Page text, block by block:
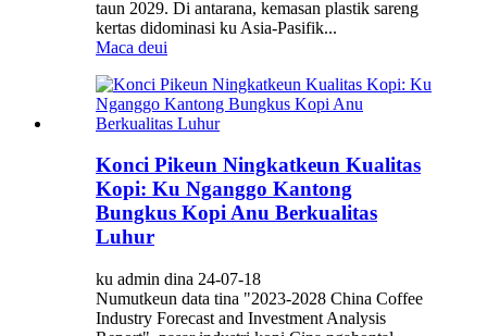
taun 2029. Di antarana, kemasan plastik sareng
kertas didominasi ku Asia-Pasifik...
Maca deui
Konci Pikeun Ningkatkeun Kualitas
Kopi: Ku Nganggo Kantong
Bungkus Kopi Anu Berkualitas
Luhur
ku admin dina 24-07-18
Numutkeun data tina "2023-2028 China Coffee
Industry Forecast and Investment Analysis